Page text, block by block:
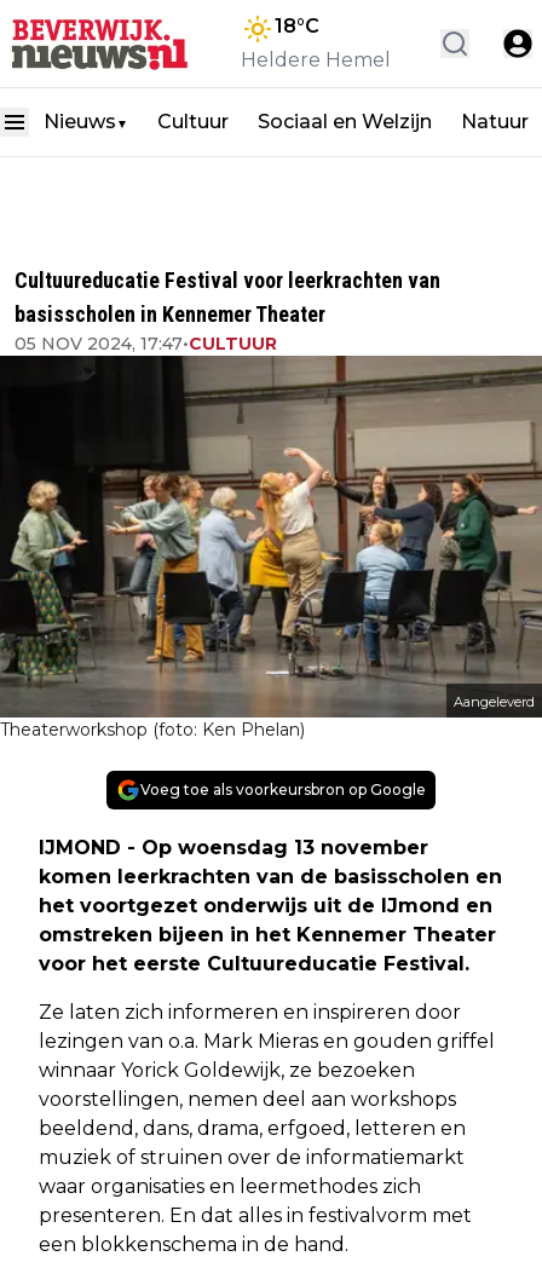
18°C
Heldere Hemel
Nieuws ▼ Cultuur Sociaal en Welzijn Natuur
Cultuureducatie Festival voor leerkrachten van
basisscholen in Kennemer Theater
05 NOV 2024, 17:47•CULTUUR
Aangeleverd
Theaterworkshop (foto: Ken Phelan)
Voeg toe als voorkeursbron op Google
IJMOND - Op woensdag 13 november
komen leerkrachten van de basisscholen en
het voortgezet onderwijs uit de IJmond en
omstreken bijeen in het Kennemer Theater
voor het eerste Cultuureducatie Festival.
Ze laten zich informeren en inspireren door
lezingen van o.a. Mark Mieras en gouden griffel
winnaar Yorick Goldewijk, ze bezoeken
voorstellingen, nemen deel aan workshops
beeldend, dans, drama, erfgoed, letteren en
muziek of struinen over de informatiemarkt
waar organisaties en leermethodes zich
presenteren. En dat alles in festivalvorm met
een blokkenschema in de hand.